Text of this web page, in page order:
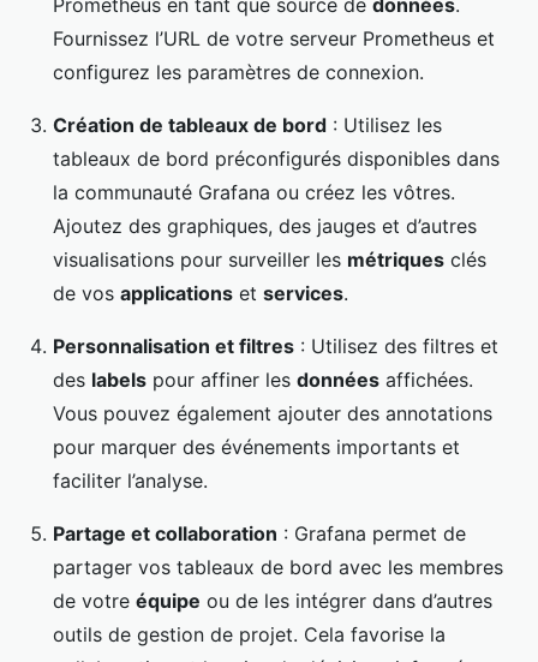
Prometheus en tant que source de données.
Fournissez l’URL de votre serveur Prometheus et
configurez les paramètres de connexion.
Création de tableaux de bord : Utilisez les
tableaux de bord préconfigurés disponibles dans
la communauté Grafana ou créez les vôtres.
Ajoutez des graphiques, des jauges et d’autres
visualisations pour surveiller les métriques clés
de vos applications et services.
Personnalisation et filtres : Utilisez des filtres et
des labels pour affiner les données affichées.
Vous pouvez également ajouter des annotations
pour marquer des événements importants et
faciliter l’analyse.
Partage et collaboration : Grafana permet de
partager vos tableaux de bord avec les membres
de votre équipe ou de les intégrer dans d’autres
outils de gestion de projet. Cela favorise la